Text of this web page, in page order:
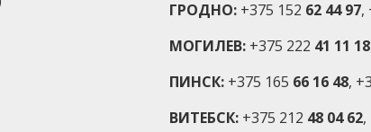
ГРОДНО: +375 152 62 44 97,
МОГИЛЕВ: +375 222 41 11 18
ПИНСК: +375 165 66 16 48,
ВИТЕБСК: +375 212 48 04 62,